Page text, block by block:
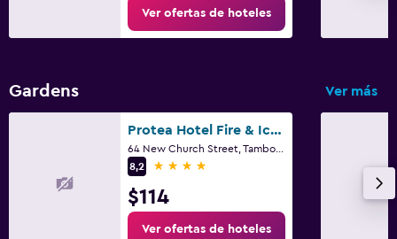
Ver ofertas de hoteles
Gardens Ver más
Protea Hotel Fire & Ice! by Marriott Cape Town
8,2
4 estrellas
$114
Ver ofertas de hoteles